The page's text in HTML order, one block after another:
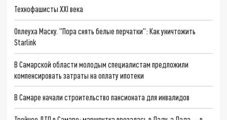
Технофашисты XXI века
Оплеуха Маску. "Пора снять белые перчатки": Как уничтожить
Starlink
В Самарской области молодым специалистам предложили
компенсировать затраты на оплату ипотеки
В Самаре начали строительство пансионата для инвалидов